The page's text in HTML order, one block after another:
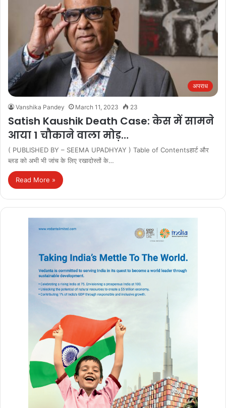
अपराध
Vanshika Pandey March 11, 2023 23
Satish Kaushik Death Case: केस में सामने
आया 1 चौकाने वाला मोड़…
( PUBLISHED BY – SEEMA UPADHYAY ) Table of Contentsहार्ट और
ब्लड को अभी भी जांच के लिए रखादोस्तों के…
Read More »